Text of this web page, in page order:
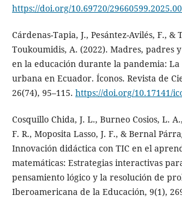
https://doi.org/10.69720/
Cárdenas-Tapia, J., Pesántez-Avilés, F., &
Toukoumidis, A. (2022). Madres, padres
en la educación durante la pandemia:
urbana en Ecuador. Íconos. Revista de
26(74), 95–115. https://doi.org/10.17141/
Cosquillo Chida, J. L., Burneo Cosios, L.
F. R., Moposita Lasso, J. F., & Bernal
Innovación didáctica con TIC en el
matemáticas: Estrategias interactivas
pensamiento lógico y la resolución de
Iberoamericana de la Educación, 9(1),